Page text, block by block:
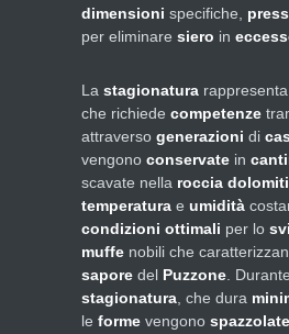
dimensioni specifiche,
per eliminare siero in
La stagionatura rappresenta
che richiede competenze
attraverso generazioni di
vengono conservate in
scavate nella roccia
temperatura e umidità
condizioni ottimali per lo
muffe nobili che
sapore del Puzzone .
stagionatura , che dura
le forme vengono spazzolate